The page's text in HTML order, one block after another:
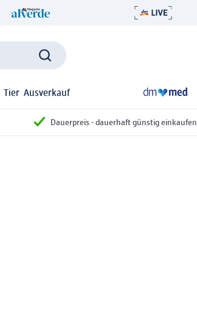
Tier Ausverkauf
Dauerpreis - dauerhaft günstig einkaufen